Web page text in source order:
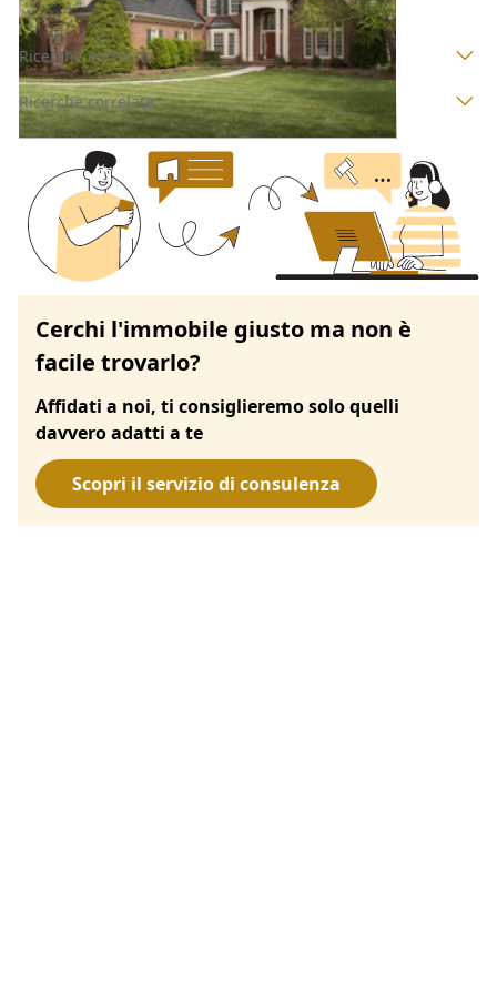
Ricerche correlate
Ricerche correlate
Cerchi l'immobile giusto ma non è
facile trovarlo?
Affidati a noi, ti consiglieremo solo quelli
davvero adatti a te
Scopri il servizio di consulenza